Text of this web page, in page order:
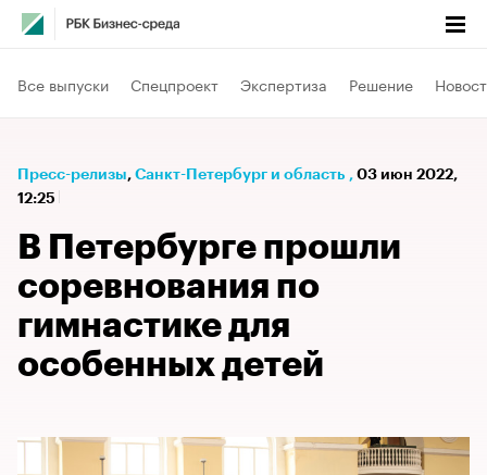
Все выпуски Спецпроект Экспертиза Решение
Пресс-релизы⁠, Санкт-Петербург и область , 03 июн 2022,
12:25
В Петербурге прошли
соревнования по
гимнастике для
особенных детей